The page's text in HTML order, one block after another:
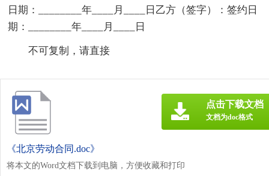
日期：________年____月____日乙方（签字）：签约日
期：________年____月____日
不可复制，请直接
《北京劳动合同.doc》
将本文的Word文档下载到电脑，方便收藏和打印
点击下载文档
文档为doc格式